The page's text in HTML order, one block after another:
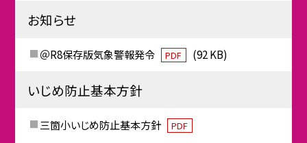
お知らせ
＠R8保存版気象警報発令 PDF (92 KB)
いじめ防止基本方針
三箇小いじめ防止基本方針 PDF